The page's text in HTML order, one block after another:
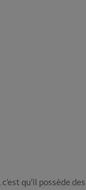
qu'il possède